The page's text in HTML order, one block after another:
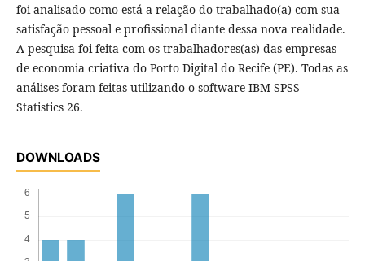
foi analisado como está a relação do trabalhado(a) com sua
satisfação pessoal e profissional diante dessa nova realidade.
A pesquisa foi feita com os trabalhadores(as) das empresas
de economia criativa do Porto Digital do Recife (PE). Todas as
análises foram feitas utilizando o software IBM SPSS
Statistics 26.
DOWNLOADS